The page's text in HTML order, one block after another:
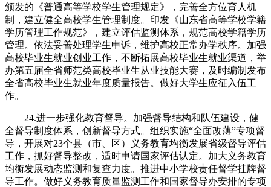
颁发的《普通高等学校学生管理规定》，完善全方位育人机
制，建立健全高校学生管理制度。印发《山东省高等学校学籍
学历管理工作规范》，建立评估监测体系，规范高校学籍学历
管理。依法妥善处理学生申诉，维护高校正常办学秩序。加强
高校毕业生就业创业工作，不断拓展高校毕业生就业渠道，举
办第五届全省师范类高校毕业生从业技能大赛，及时编制发布
全省高校毕业生就业年度质量报告。做好大学生应征入伍工
作。
24.进一步强化教育督导。加强督导结构和队伍建设，健
全督导制度体系，创新督导方式。组织实施“全面改薄”专项督
导，开展对23个县（市、区）义务教育均衡发展省级督导评估
工作，抓好督导整改，适时申请国家评估认定。加大义务教育
均衡发展动态监测和复查力度。推进中小学校责任督学挂牌督
导工作。做好义务教育质量监测工作和国家督导办安排的专项